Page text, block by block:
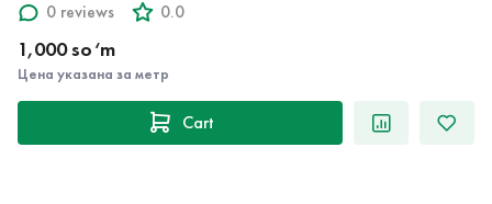
0 reviews
0.0
1,000 so‘m
Цена указана за метр
Cart